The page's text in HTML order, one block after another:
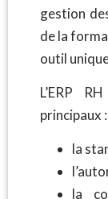
gestion
de la
outil
L’ERP
principaux :
la
la